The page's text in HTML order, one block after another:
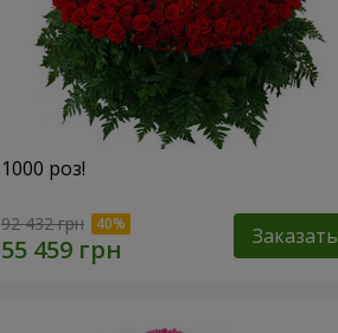
1000 роз!
92 432 грн Заказать